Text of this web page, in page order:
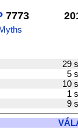
7773
29
5
10
1
9